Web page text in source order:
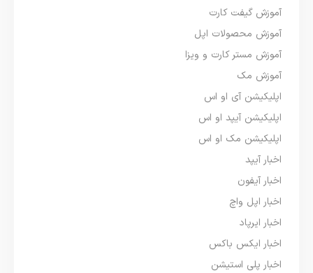
آموزش گیفت کارت
آموزش محصولات اپل
آموزش مستر کارت و ویزا
آموزش مک
اپلیکیشن آی او اس
اپلیکیشن آیپد او اس
اپلیکیشن مک او اس
اخبار آیپد
اخبار آیفون
اخبار اپل واچ
اخبار ایرپاد
اخبار ایکس باکس
اخبار پلی استیشن